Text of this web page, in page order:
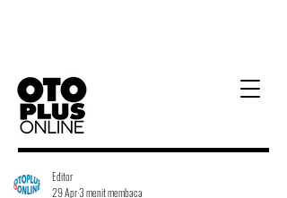
Editor
29 Apr3 menit membaca